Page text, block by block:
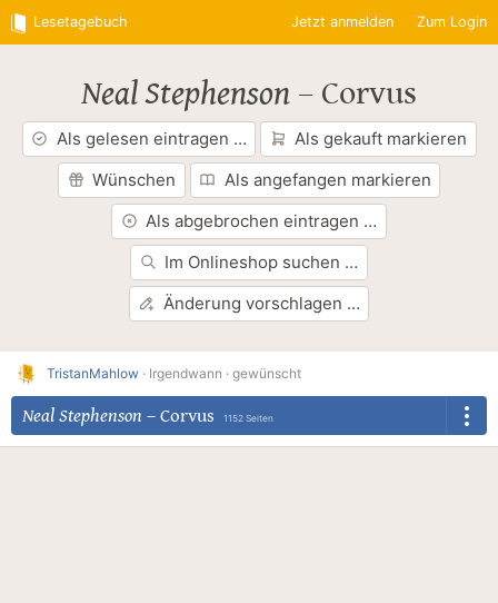
Lesetagebuch Jetzt anmelden Zum Login
Neal Stephenson – Corvus
Als gelesen eintragen …
Als gekauft markieren
Wünschen
Als angefangen markieren
Als abgebrochen eintragen …
Im Onlineshop suchen …
Änderung vorschlagen …
TristanMahlow · Irgendwann · gewünscht
Neal Stephenson – Corvus 1152 Seiten